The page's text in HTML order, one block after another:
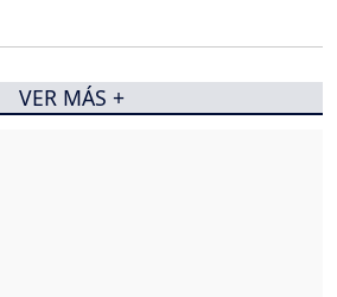
VER MÁS +